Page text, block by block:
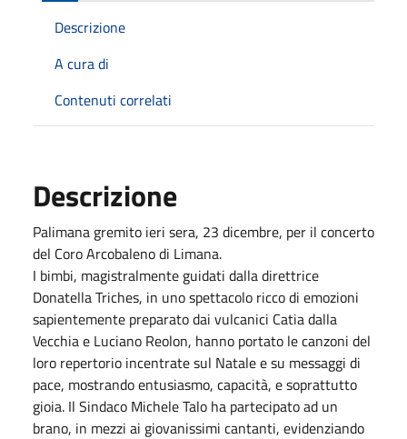
Descrizione
A cura di
Contenuti correlati
Descrizione
Palimana gremito ieri sera, 23 dicembre, per il concerto
del Coro Arcobaleno di Limana.
I bimbi, magistralmente guidati dalla direttrice
Donatella Triches, in uno spettacolo ricco di emozioni
sapientemente preparato dai vulcanici Catia dalla
Vecchia e Luciano Reolon, hanno portato le canzoni del
loro repertorio incentrate sul Natale e su messaggi di
pace, mostrando entusiasmo, capacità, e soprattutto
gioia. Il Sindaco Michele Talo ha partecipato ad un
brano, in mezzi ai giovanissimi cantanti, evidenziando